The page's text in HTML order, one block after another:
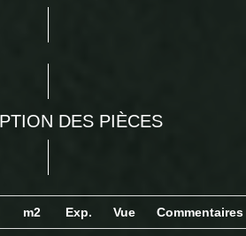
DES PIÈCES
m2 Exp. Vue Commentaires